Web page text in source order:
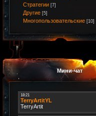
Стратегии [7]
Другие [5]
Многопользовательские [10]
Мини-чат